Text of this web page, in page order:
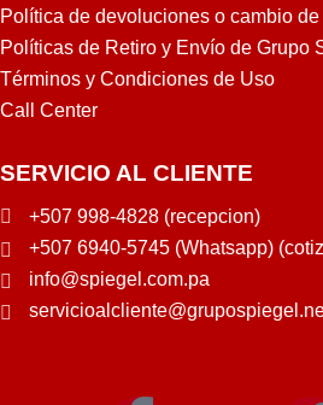
Política de devoluciones o cambio
Políticas de Retiro y Envío de Grupo
Términos y Condiciones de Uso
Call Center
SERVICIO AL CLIENTE
+507 998-4828 (recepcion)
+507 6940-5745 (Whatsapp)
info@spiegel.com.pa